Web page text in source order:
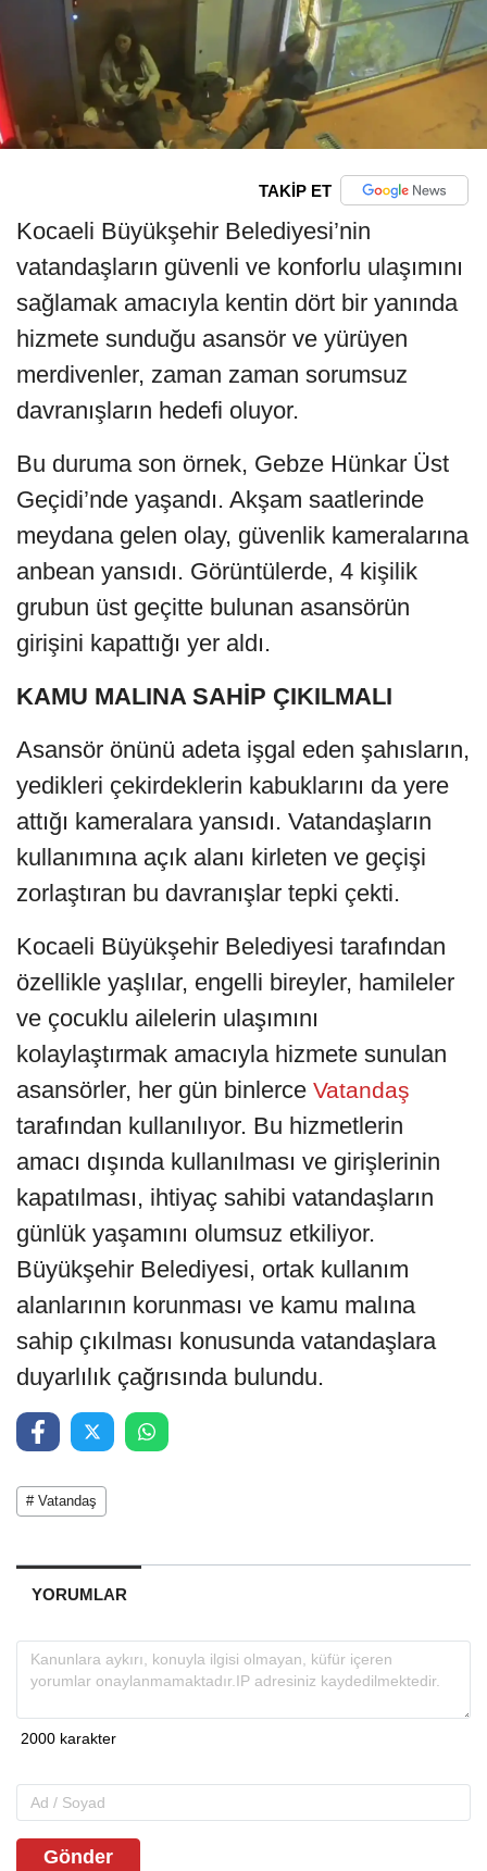
TAKİP ET
Kocaeli Büyükşehir Belediyesi’nin
vatandaşların güvenli ve konforlu ulaşımını
sağlamak amacıyla kentin dört bir yanında
hizmete sunduğu asansör ve yürüyen
merdivenler, zaman zaman sorumsuz
davranışların hedefi oluyor.
Bu duruma son örnek, Gebze Hünkar Üst
Geçidi’nde yaşandı. Akşam saatlerinde
meydana gelen olay, güvenlik kameralarına
anbean yansıdı. Görüntülerde, 4 kişilik
grubun üst geçitte bulunan asansörün
girişini kapattığı yer aldı.
KAMU MALINA SAHİP ÇIKILMALI
Asansör önünü adeta işgal eden şahısların,
yedikleri çekirdeklerin kabuklarını da yere
attığı kameralara yansıdı. Vatandaşların
kullanımına açık alanı kirleten ve geçişi
zorlaştıran bu davranışlar tepki çekti.
Kocaeli Büyükşehir Belediyesi tarafından
özellikle yaşlılar, engelli bireyler, hamileler
ve çocuklu ailelerin ulaşımını
kolaylaştırmak amacıyla hizmete sunulan
asansörler, her gün binlerce Vatandaş
tarafından kullanılıyor. Bu hizmetlerin
amacı dışında kullanılması ve girişlerinin
kapatılması, ihtiyaç sahibi vatandaşların
günlük yaşamını olumsuz etkiliyor.
Büyükşehir Belediyesi, ortak kullanım
alanlarının korunması ve kamu malına
sahip çıkılması konusunda vatandaşlara
duyarlılık çağrısında bulundu.
# Vatandaş
YORUMLAR
Gönder